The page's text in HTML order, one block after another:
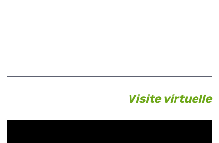
Visite virtuelle